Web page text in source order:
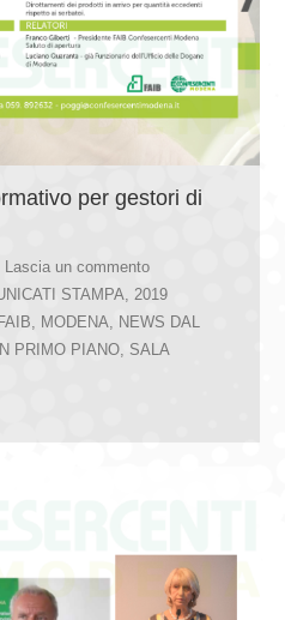
per gestori di
Lascia un commento
STAMPA
2019
FAIB MODENA
NEWS DAL
PRIMO PIANO SALA